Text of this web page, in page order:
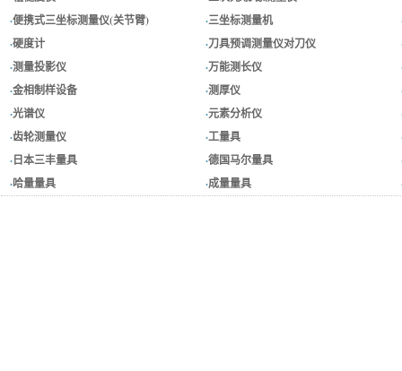
·便携式三坐标测量仪(关节臂) ·三坐标测量机
·硬度计 ·刀具预调测量仪对刀仪
·测量投影仪 ·万能测长仪
·金相制样设备 ·测厚仪
·光谱仪 ·元素分析仪
·齿轮测量仪 ·工量具
·日本三丰量具 ·德国马尔量具
·哈量量具 ·成量量具